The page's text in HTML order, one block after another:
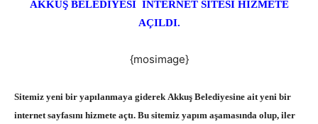
AKKUŞ BELEDİYESİ İNTERNET SİTESİ HİZMETE
AÇILDI.
{mosimage}
Sitemiz yeni bir yapılanmaya giderek Akkuş Belediyesine ait yeni bir
internet sayfasını hizmete açtı. Bu sitemiz yapım aşamasında olup, iler